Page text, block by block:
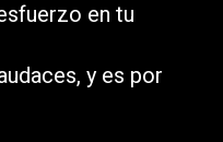
en tu
y es por